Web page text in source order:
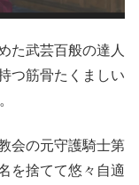
た武芸百般の達人
つ筋骨たくましい
会の元守護騎士第
を捨てて悠々自適